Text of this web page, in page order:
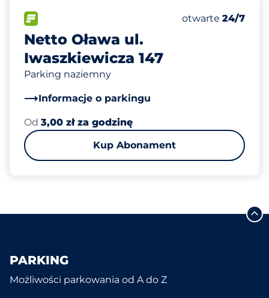
Netto Oława ul.
Iwaszkiewicza 147
Parking naziemny
Informacje o parkingu
Liczba miejsc
Całkowita
Czwartek&nbsp
otwarte 24/7
Od 3,00 zł za godzinę
Kup Abonament
PARKING
Możliwości parkowania od A do Z